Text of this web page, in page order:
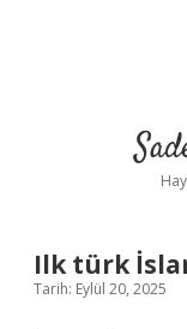
Ilk türk
Tarih: Eylül 20, 2025